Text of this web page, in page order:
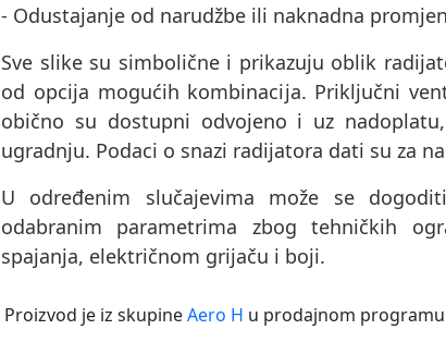
- Odustajanje od narudžbe ili naknadna
Sve slike su simbolične i prikazuju oblik
od opcija mogućih kombinacija. Priključni
obično su dostupni odvojeno i uz
ugradnju. Podaci o snazi ​​radijatora dati su za
U određenim slučajevima može se
odabranim parametrima zbog tehničkih
spajanja, električnom grijaču i boji.
Proizvod je iz skupineAero H u prodajnom programu